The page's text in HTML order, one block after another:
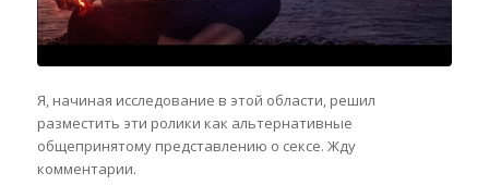
Я, начиная исследование в этой области, решил
разместить эти ролики как альтернативные
общепринятому представлению о сексе. Жду
комментарии.